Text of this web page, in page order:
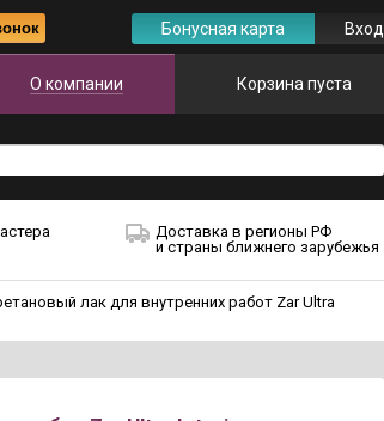
Бонусная карта Вход
О компании Корзина пуста
Доставка в регионы РФ
и страны ближнего зарубежья
лак для внутренних работ Zar Ultra